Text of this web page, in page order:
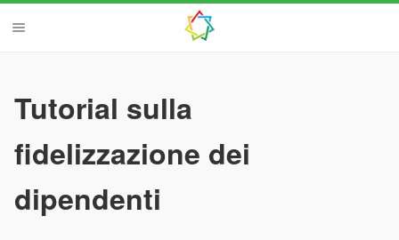
Tutorial sulla
fidelizzazione dei
dipendenti